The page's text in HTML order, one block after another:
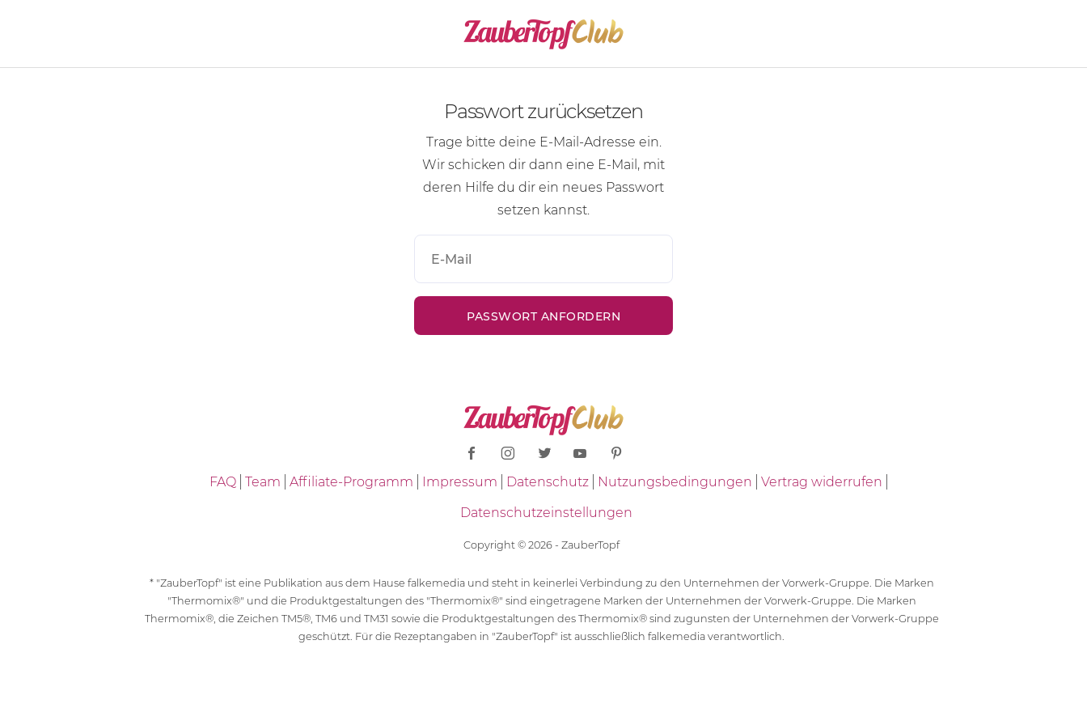
Passwort zurücksetzen
Trage bitte deine E-Mail-Adresse ein.
Wir schicken dir dann eine E-Mail , mit
deren Hilfe du dir ein neues Passwort
setzen kannst.
FAQ Team Affiliate-Programm Impressum Datenschutz Nutzungsbedingungen
Vertrag widerrufen
Datenschutzeinstellungen
Copyright © 2026 - ZauberTopf
* "ZauberTopf" ist eine Publikation aus dem Hause falkemedia und steht in keinerlei Verbindung zu den Unternehmen der Vorwerk-Gruppe. Die Marken
"Thermomix®" und die Produktgestaltungen des "Thermomix®" sind eingetragene Marken der Unternehmen der Vorwerk-Gruppe. Die Marken
Thermomix®, die Zeichen TM5®, TM6 und TM31 sowie die Produktgestaltungen des Thermomix® sind zugunsten der Unternehmen der Vorwerk-Gruppe
geschützt. Für die Rezeptangaben in "ZauberTopf" ist ausschließlich falkemedia verantwortlich.